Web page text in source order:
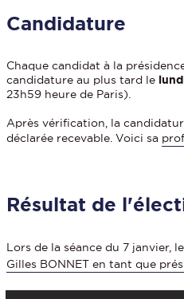
Candidature
Chaque candidat à la
candidature au plus tard le
23h59 heure de Paris).
Après vérification, la
déclarée recevable. Voici sa
Résultat de
Lors de la séance du 7 janvier,
Gilles BONNET en tant que